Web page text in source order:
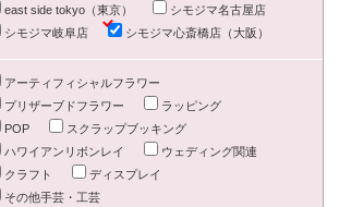
east side tokyo（東京）
シモジマ名古屋店
シモジマ岐阜店
シモジマ心斎橋店（大阪）
アーティフィシャルフラワー
プリザーブドフラワー
ラッピング
POP
スクラップブッキング
ハワイアンリボンレイ
ウェディング関連
クラフト
ディスプレイ
その他手芸・工芸